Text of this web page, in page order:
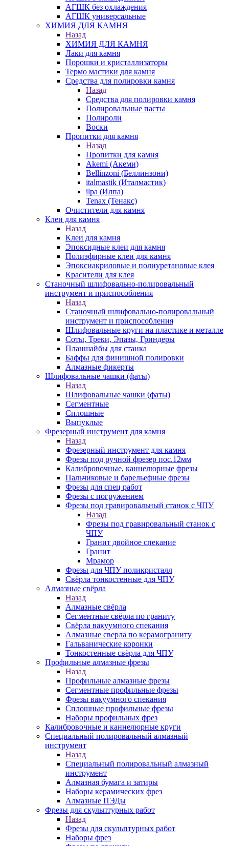
АГШК без охлаждения
АГШК универсальные
ХИМИЯ ДЛЯ КАМНЯ
Назад
ХИМИЯ ДЛЯ КАМНЯ
Лаки для камня
Порошки и кристаллизаторы
Термо мастики для камня
Средства для полировки камня
Назад
Средства для полировки камня
Полировальные пасты
Полироли
Воски
Пропитки для камня
Назад
Пропитки для камня
Akemi (Акеми)
Bellinzoni (Беллинзони)
italmastik (Италмастик)
ilpa (Илпа)
Tenax (Тенакс)
Очистители для камня
Клеи для камня
Назад
Клеи для камня
Эпоксидные клеи для камня
Полиэфирные клеи для камня
Эпоксиакриловые и полиуретановые клея
Красители для клея
Станочный шлифовально-полировальный
инструмент и приспособления
Назад
Станочный шлифовально-полировальный
инструмент и приспособления
Шлифовальные круги на пластике и металле
Соты, Треки, Эпазы, Гриндеры
Планшайбы для станка
Баффы для финишной полировки
Алмазные фикерты
Шлифовальные чашки (фаты)
Назад
Шлифовальные чашки (фаты)
Сегментные
Сплошные
Выпуклые
Фрезерный инструмент для камня
Назад
Фрезерный инструмент для камня
Фрезы под ручной фрезер пос.12мм
Калибровочные, каннелюрные фрезы
Пальчиковые и барельефные фрезы
Фрезы для спец работ
Фрезы с погружением
Фрезы под гравировальный станок с ЧПУ
Назад
Фрезы под гравировальный станок с
ЧПУ
Гранит двойное спекание
Гранит
Мрамор
Фрезы для ЧПУ поликристалл
Свёрла тонкостенные для ЧПУ
Алмазные свёрла
Назад
Алмазные свёрла
Сегментные свёрла по граниту
Свёрла вакуумного спекания
Алмазные сверла по керамограниту
Гальванические коронки
Тонкостенные свёрла для ЧПУ
Профильные алмазные фрезы
Назад
Профильные алмазные фрезы
Сегментные профильные фрезы
Фрезы вакуумного спекания
Сплошные профильные фрезы
Наборы профильных фрез
Калибровочные и каннелюрные круги
Специальный полировальный алмазный
инструмент
Назад
Специальный полировальный алмазный
инструмент
Алмазная бумага и затиры
Наборы керамических фрез
Алмазные ПЭДы
Фрезы для скульптурных работ
Назад
Фрезы для скульптурных работ
Наборы фрез